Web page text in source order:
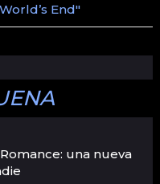
End"
una nueva